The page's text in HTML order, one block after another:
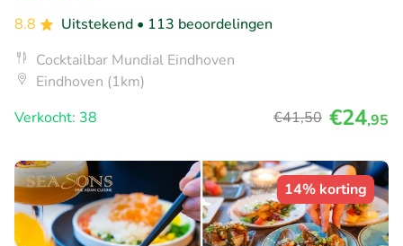
8.8
Uitstekend • 113 beoordelingen
Cocktailbar Mundial Eindhoven
Eindhoven (1km)
Verkocht: 38
€41,50 €24,95
14% korting